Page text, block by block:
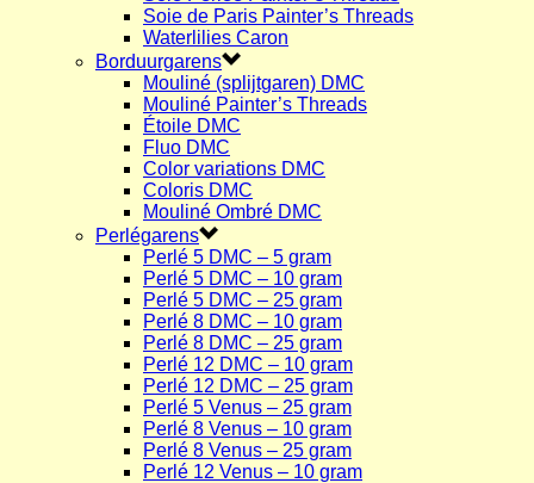
Soie de Paris Painter’s Threads
Waterlilies Caron
Borduurgarens
Mouliné (splijtgaren) DMC
Mouliné Painter’s Threads
Étoile DMC
Fluo DMC
Color variations DMC
Coloris DMC
Mouliné Ombré DMC
Perlégarens
Perlé 5 DMC – 5 gram
Perlé 5 DMC – 10 gram
Perlé 5 DMC – 25 gram
Perlé 8 DMC – 10 gram
Perlé 8 DMC – 25 gram
Perlé 12 DMC – 10 gram
Perlé 12 DMC – 25 gram
Perlé 5 Venus – 25 gram
Perlé 8 Venus – 10 gram
Perlé 8 Venus – 25 gram
Perlé 12 Venus – 10 gram